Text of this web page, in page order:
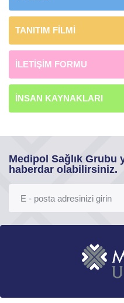
TANITIM FİLMİ
İLETİŞİM FORMU
İNSAN KAYNAKLARI
Medipol Sağlık
haberdar olabilirsiniz.